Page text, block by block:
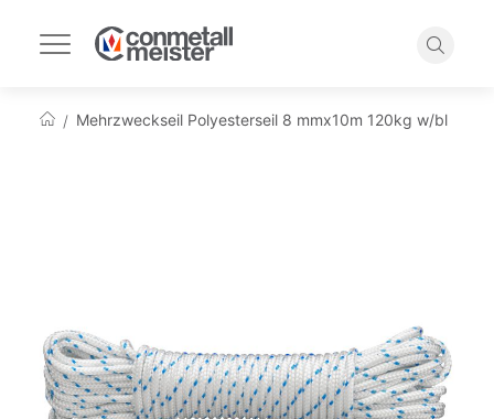
Navigation
umschalten
Suche
StartseiteMehrzweckseil Polyesterseil 8 mmx10m 120kg w/bl